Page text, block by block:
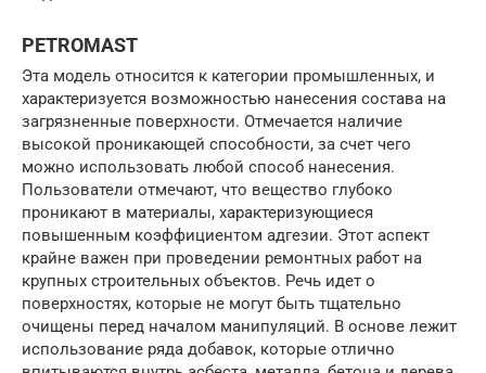
PETROMAST
Эта модель относится к категории промышленных, и
характеризуется возможностью нанесения состава на
загрязненные поверхности. Отмечается наличие
высокой проникающей способности, за счет чего
можно использовать любой способ нанесения.
Пользователи отмечают, что вещество глубоко
проникают в материалы, характеризующиеся
повышенным коэффициентом адгезии. Этот аспект
крайне важен при проведении ремонтных работ на
крупных строительных объектов. Речь идет о
поверхностях, которые не могут быть тщательно
очищены перед началом манипуляций. В основе лежит
использование ряда добавок, которые отлично